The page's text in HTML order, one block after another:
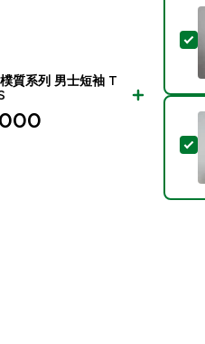
質系列 男士短袖 T